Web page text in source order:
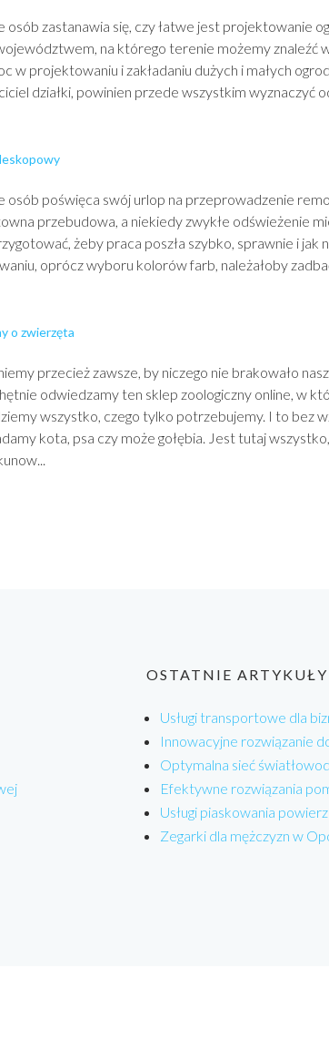
osób zastanawia się, czy łatwe jest projektowanie
na którego terenie możemy znaleźć
w projektowaniu i zakładaniu dużych i małych
działki, powinien przede wszystkim wyznaczyć
osób poświęca swój urlop na przeprowadzenie
przebudowa, a niekiedy zwykłe odświeżenie
żeby praca poszła szybko, sprawnie i jak
oprócz wyboru kolorów farb, należałoby
o zwierzęta
przecież zawsze, by niczego nie brakowało
odwiedzamy ten sklep zoologiczny online, w
wszystko, czego tylko potrzebujemy. I to bez
kota, psa czy może gołębia. Jest tutaj
OSTATNIE ARTYKUŁY
Usługi transportowe dla
Innowacyjne rozwiązanie
Optymalna sieć
Efektywne rozwiązania
Usługi piaskowania
Zegarki dla mężczyzn w